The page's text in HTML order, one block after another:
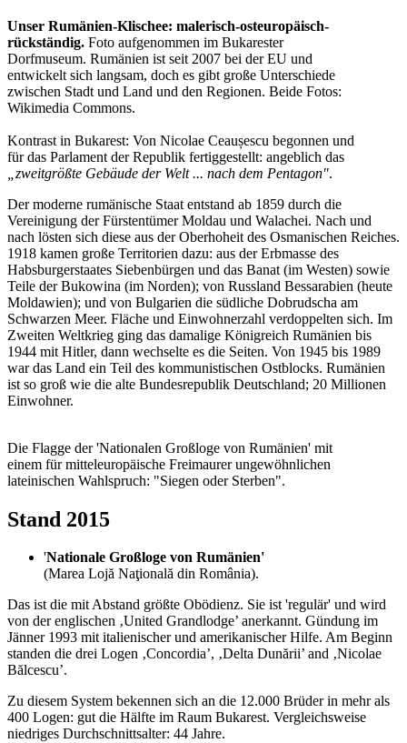
Unser Rumänien-Klischee: malerisch-osteuropäisch-
rückständig. Foto aufgenommen im Bukarester
Dorfmuseum. Rumänien ist seit 2007 bei der EU und
entwickelt sich langsam, doch es gibt große Unterschiede
zwischen Stadt und Land und den Regionen. Beide Fotos:
Wikimedia Commons.
Kontrast in Bukarest: Von Nicolae Ceaușescu begonnen und
für das Parlament der Republik fertiggestellt: angeblich das
„zweitgrößte Gebäude der Welt ... nach dem Pentagon".
Der moderne rumänische Staat entstand ab 1859 durch die
Vereinigung der Fürstentümer Moldau und Walachei. Nach und
nach lösten sich diese aus der Oberhoheit des Osmanischen Reiches.
1918 kamen große Territorien dazu: aus der Erbmasse des
Habsburgerstaates Siebenbürgen und das Banat (im Westen) sowie
Teile der Bukowina (im Norden); von Russland Bessarabien (heute
Moldawien); und von Bulgarien die südliche Dobrudscha am
Schwarzen Meer. Fläche und Einwohnerzahl verdoppelten sich. Im
Zweiten Weltkrieg ging das damalige Königreich Rumänien bis
1944 mit Hitler, dann wechselte es die Seiten. Von 1945 bis 1989
war das Land ein Teil des kommunistischen Ostblocks. Rumänien
ist so groß wie die alte Bundesrepublik Deutschland; 20 Millionen
Einwohner.
Die Flagge der 'Nationalen Großloge von Rumänien' mit
einem für mitteleuropäische Freimaurer ungewöhnlichen
lateinischen Wahlspruch: "Siegen oder Sterben".
Stand 2015
'Nationale Großloge von Rumänien'
(Marea Lojă Naţională din România).
Das ist die mit Abstand größte Obödienz. Sie ist 'regulär' und wird
von der englischen ‚United Grandlodge’ anerkannt. Gündung im
Jänner 1993 mit italienischer und amerikanischer Hilfe. Am Beginn
standen die drei Logen ‚Concordia’, ‚Delta Dunării’ and ‚Nicolae
Bălcescu’.
Zu diesem System bekennen sich an die 12.000 Brüder in mehr als
400 Logen: gut die Hälfte im Raum Bukarest. Vergleichsweise
niedriges Durchschnittsalter: 44 Jahre.